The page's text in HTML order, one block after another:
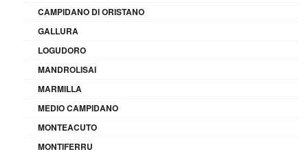
CAMPIDANO DI ORISTANO
GALLURA
LOGUDORO
MANDROLISAI
MARMILLA
MEDIO CAMPIDANO
MONTEACUTO
MONTIFERRU